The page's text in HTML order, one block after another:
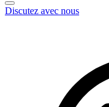
Discutez avec nous